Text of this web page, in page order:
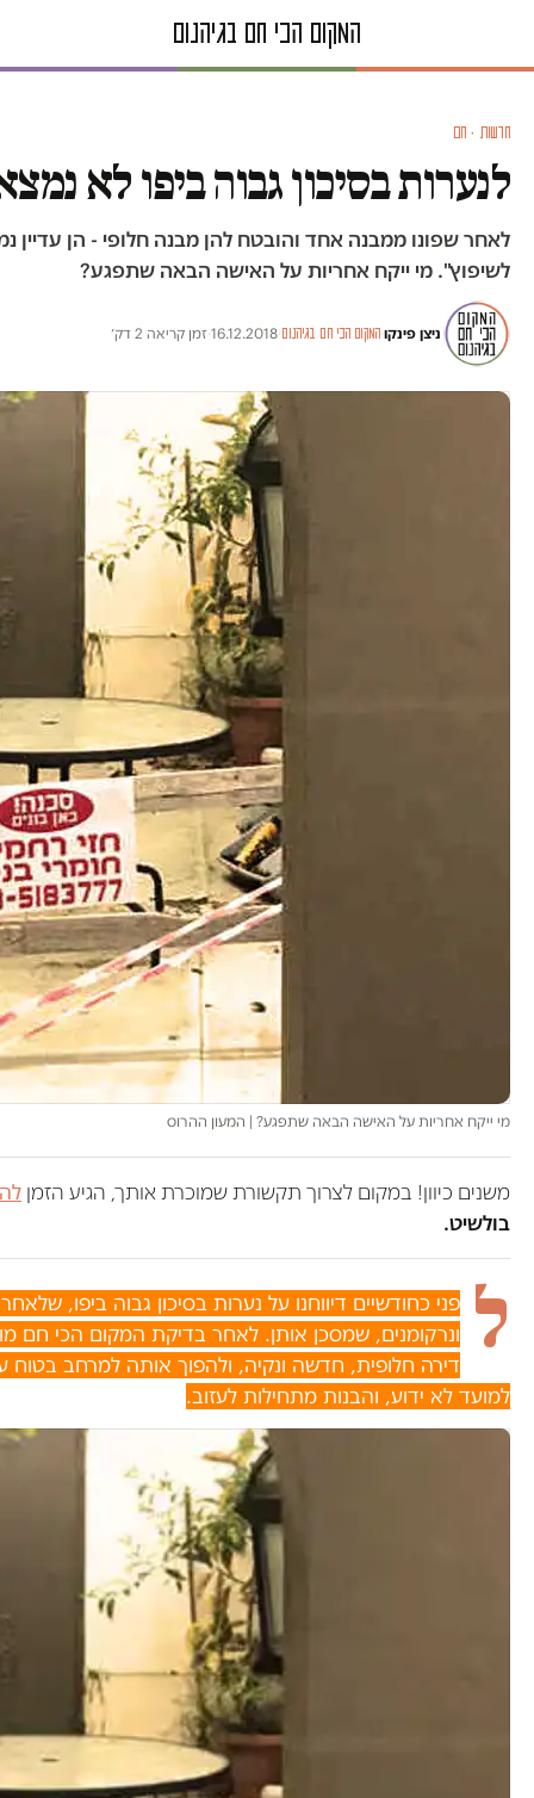
חדשות · חם
לנערות בסיכון גבוה ביפו לא
לאחר שפונו ממבנה אחד והובטח להן מבנה חלופי - הן
לשיפוץ". מי ייקח אחריות על האישה הבאה שתפגע?
ניצן פינקו·המקום הכי חם בגיהנום·
16.12.2018
·זמן קריאה 2 דק׳
מי ייקח אחריות על האישה הבאה שתפגע? | המעון ההרוס
משנים כיוון! במקום לצרוך תקשורת שמוכרת אותך, הגיע הזמן
בולשיט.
ל פני כחודשיים דיווחנו על נערות בסיכון גבוה ביפו,
ונרקומנים, שמסכן אותן. לאחר בדיקת המקום הכי חם
דירה חלופית, חדשה ונקיה, ולהפוך אותה למרחב
למועד לא ידוע, והבנות מתחילות לעזוב.